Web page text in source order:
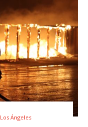
Los Ángeles